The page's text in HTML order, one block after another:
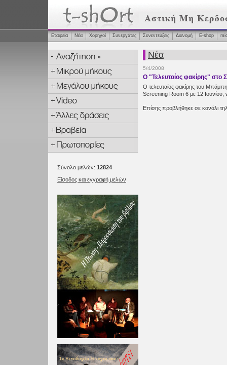
Εταιρεία Νέα Χορηγοί Συνεργάτες Συνεντεύξεις Διανομή Ε-shop
Σύνολο μελών: 12824
Είσοδος και εγγραφή μελών
Νέα
5/4/2008
Ο "Τελευταίος φακίρης" στο
Ο τελευταίος φακίρης του
Screening Room 6 με 12 Ιουνίου,
Επίσης προβλήθηκε σε κανάλι